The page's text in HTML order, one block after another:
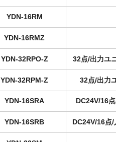
YDN-16RM
YDN-16RMZ
YDN-32RPO-Z 32点/出力ユ
YDN-32RPM-Z 32点/出力
YDN-16SRA DC24V/16
YDN-16SRB DC24V/16点